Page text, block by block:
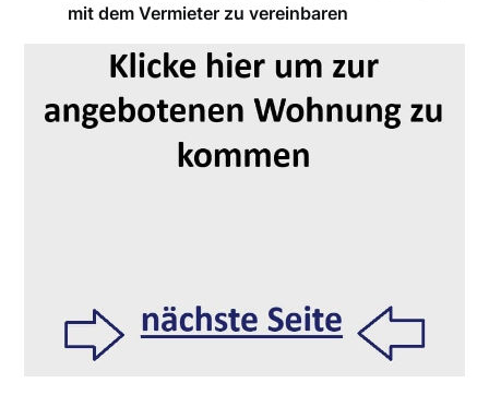
mit dem Vermieter zu vereinbaren